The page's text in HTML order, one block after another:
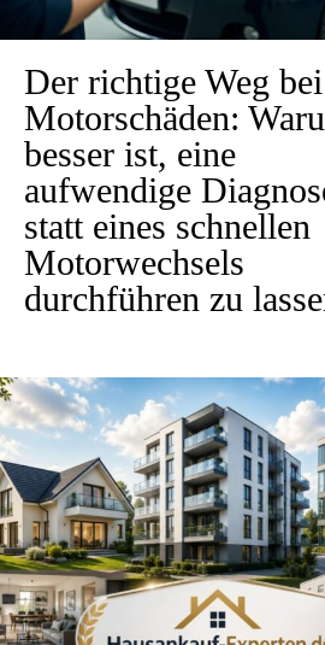
Der richtige Weg bei
Motorschäden:
besser ist, eine
aufwendige
statt eines schnellen
Motorwechsels
durchführen zu